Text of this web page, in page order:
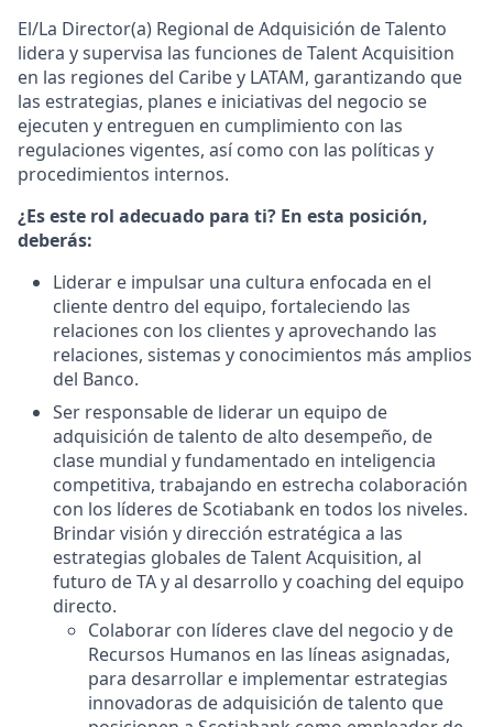
El/La Director(a) Regional de Adquisición de Talento
lidera y supervisa las funciones de Talent Acquisition
en las regiones del Caribe y LATAM, garantizando que
las estrategias, planes e iniciativas del negocio se
ejecuten y entreguen en cumplimiento con las
regulaciones vigentes, así como con las políticas y
procedimientos internos.
¿Es este rol adecuado para ti? En esta posición,
deberás:
Liderar e impulsar una cultura enfocada en el
cliente dentro del equipo, fortaleciendo las
relaciones con los clientes y aprovechando las
relaciones, sistemas y conocimientos más amplios
del Banco.
Ser responsable de liderar un equipo de
adquisición de talento de alto desempeño, de
clase mundial y fundamentado en inteligencia
competitiva, trabajando en estrecha colaboración
con los líderes de Scotiabank en todos los niveles.
Brindar visión y dirección estratégica a las
estrategias globales de Talent Acquisition, al
futuro de TA y al desarrollo y coaching del equipo
directo.
Colaborar con líderes clave del negocio y de
Recursos Humanos en las líneas asignadas,
para desarrollar e implementar estrategias
innovadoras de adquisición de talento que